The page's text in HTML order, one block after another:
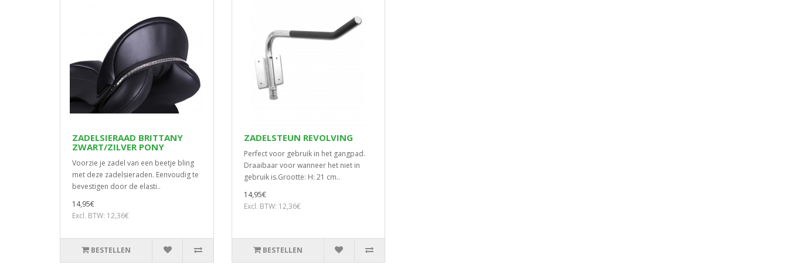
ZADELSIERAAD BRITTANY
ZWART/ZILVER PONY
Voorzie je zadel van een beetje bling
met deze zadelsieraden. Eenvoudig te
bevestigen door de elasti..
14,95€
Excl. BTW: 12,36€
BESTELLEN
ZADELSTEUN REVOLVING
Perfect voor gebruik in het gangpad.
Draaibaar voor wanneer het niet in
gebruik is.Grootte: H: 21 cm..
14,95€
Excl. BTW: 12,36€
BESTELLEN